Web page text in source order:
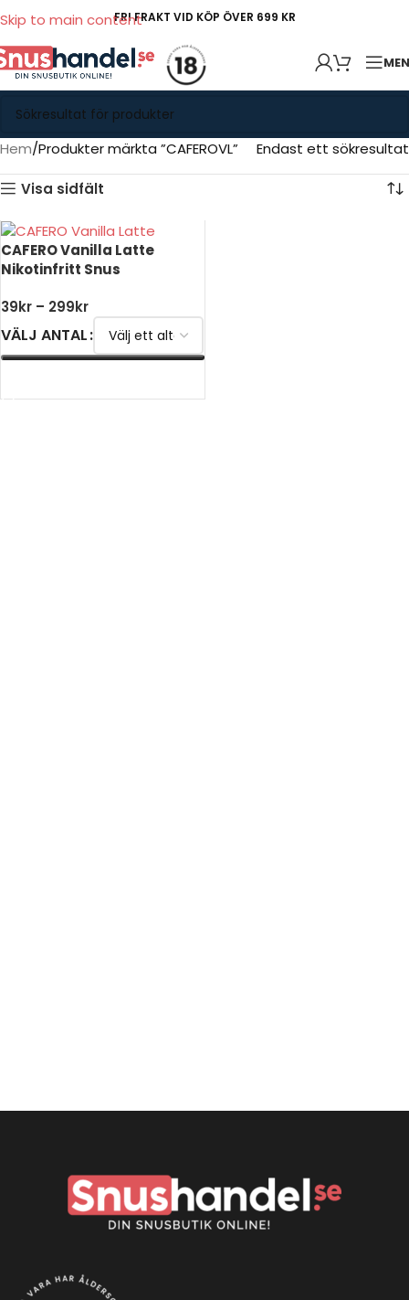
Skip to main contentFRI FRAKT VID KÖP ÖVER 699 KR
Hem Produkter märkta ”CAFEROVL” Endast ett sökresultat
Visa sidfält
CAFERO Vanilla Latte
Nikotinfritt Snus
39kr – 299kr
VÄLJ ANTAL